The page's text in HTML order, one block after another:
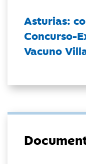
Asturias:
Concurso-
Vacuno